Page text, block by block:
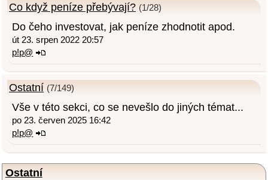
Co když peníze přebývají? (1/28)
Do čeho investovat, jak peníze zhodnotit apod.
út 23. srpen 2022 20:57
p!p@
Ostatní (7/149)
Vše v této sekci, co se nevešlo do jiných témat...
po 23. červen 2025 16:42
p!p@
Ostatní